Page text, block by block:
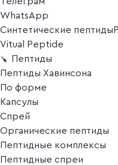
WhatsApp
Синтетические пептиды
Vitual Peptide
Пептиды
Пептиды Хавинсона
По форме
Капсулы
Спрей
Органические пептиды
Пептидные комплексы
Пептидные спреи